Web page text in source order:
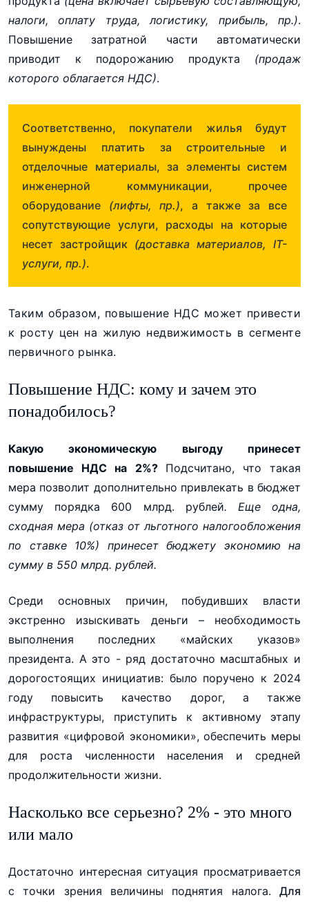
налоги, оплату труда, логистику, прибыль, пр.).
Повышение затратной части автоматически
приводит к подорожанию продукта (продаж
которого облагается НДС).
Соответственно, покупатели жилья будут
вынуждены платить за строительные и
отделочные материалы, за элементы систем
инженерной коммуникации, прочее
оборудование (лифты, пр.), а также за все
сопутствующие услуги, расходы на которые
несет застройщик (доставка материалов, IT-
услуги, пр.).
Таким образом, повышение НДС может привести
к росту цен на жилую недвижимость в сегменте
первичного рынка.
Повышение НДС: кому и зачем это
понадобилось?
Какую экономическую выгоду принесет
повышение НДС на 2%? Подсчитано, что такая
мера позволит дополнительно привлекать в бюджет
сумму порядка 600 млрд. рублей. Еще одна,
сходная мера (отказ от льготного налогообложения
по ставке 10%) принесет бюджету экономию на
сумму в 550 млрд. рублей.
Среди основных причин, побудивших власти
экстренно изыскивать деньги – необходимость
выполнения последних «майских указов»
президента. А это - ряд достаточно масштабных и
дорогостоящих инициатив: было поручено к 2024
году повысить качество дорог, а также
инфраструктуры, приступить к активному этапу
развития «цифровой экономики», обеспечить меры
для роста численности населения и средней
продолжительности жизни.
Насколько все серьезно? 2% - это много
или мало
Достаточно интересная ситуация просматривается
с точки зрения величины поднятия налога. Для